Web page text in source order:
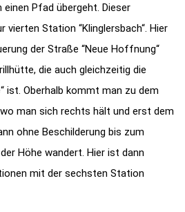
Pfad übergeht. Dieser
vierten Station “Klinglersbach“. Hier
der Straße “Neue Hoffnung“
die auch gleichzeitig die
ist. Oberhalb kommt man zu dem
wo man sich rechts hält und erst dem
ohne Beschilderung bis zum
Höhe wandert. Hier ist dann
mit der sechsten Station